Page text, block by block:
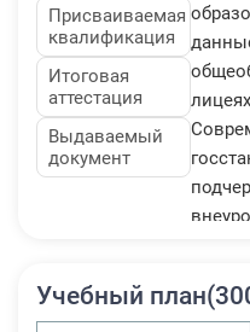
Присваиваемая
квалификация
Итоговая
аттестация
Выдаваемый
документ
Учебный